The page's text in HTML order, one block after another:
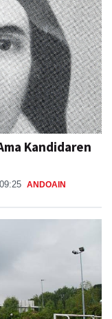
Kandidaren
ANDOAIN